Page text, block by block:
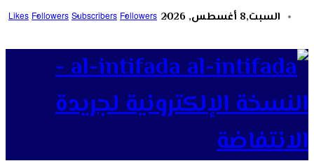
Likes Followers Subscribers Followers السبت,8 أغسطس, 2026
al-intifada -
النسخة الإلكترونية لجريدة
الانتفاضة